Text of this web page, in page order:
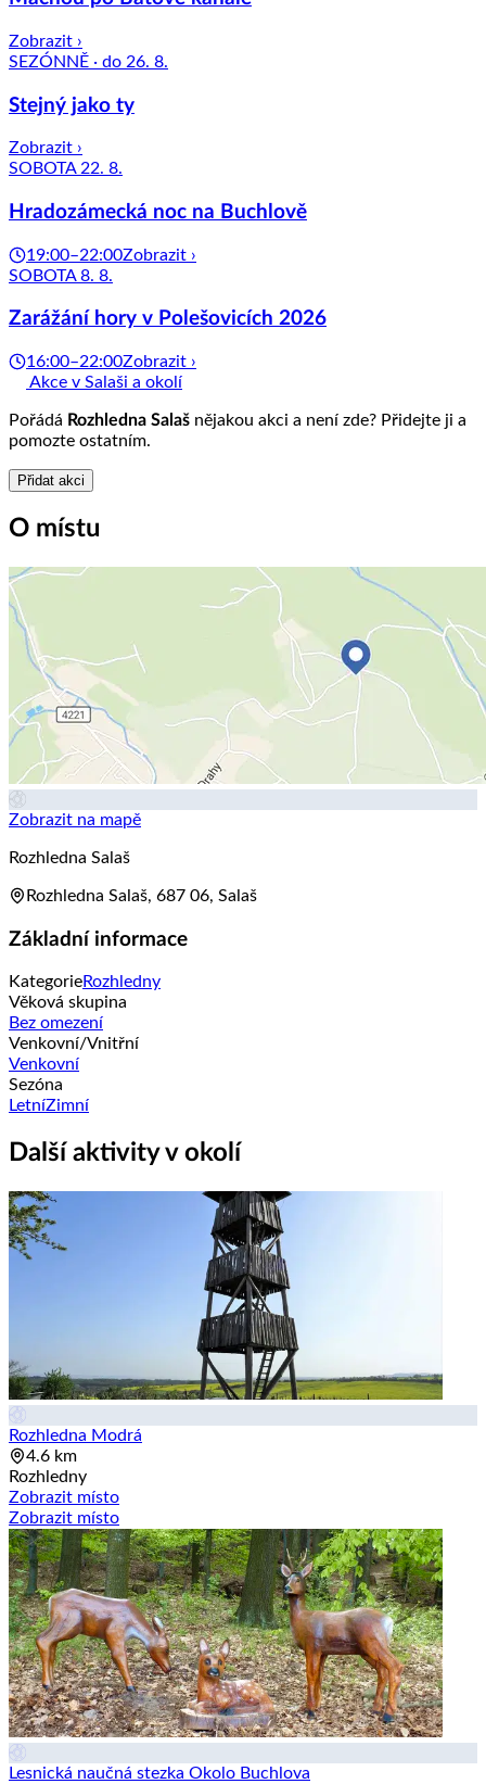
Zobrazit ›
SEZÓNNĚ · do 26. 8.
Stejný jako ty
Zobrazit ›
SOBOTA 22. 8.
Hradozámecká noc na Buchlově
19:00–22:00Zobrazit ›
SOBOTA 8. 8.
Zarážání hory v Polešovicích 2026
16:00–22:00Zobrazit ›
Akce v Salaši a okolí
Pořádá Rozhledna Salaš nějakou akci a není zde? Přidejte ji a
pomozte ostatním.
Přidat akci
O místu
Zobrazit na mapě
Rozhledna Salaš
Rozhledna Salaš, 687 06, Salaš
Základní informace
KategorieRozhledny
Věková skupina
Bez omezení
Venkovní/Vnitřní
Venkovní
Sezóna
LetníZimní
Další aktivity v okolí
Rozhledna Modrá
4.6 km
Rozhledny
Zobrazit místo
Zobrazit místo
Lesnická naučná stezka Okolo Buchlova